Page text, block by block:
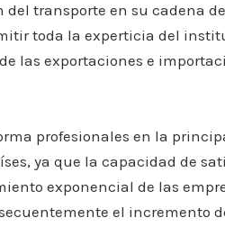
transporte en su cadena
toda la experticia del
las exportaciones e
profesionales en la
ya que la capacidad de
exponencial de las
el incremento